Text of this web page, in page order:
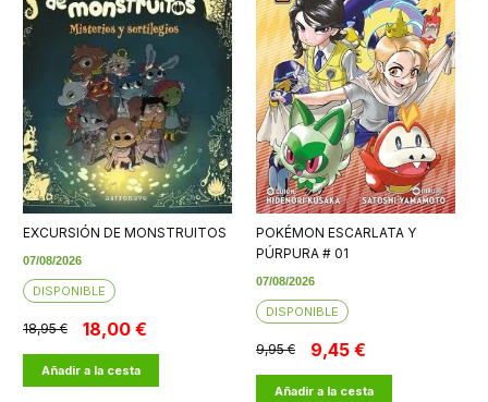
EXCURSIÓN DE MONSTRUITOS
07/08/2026
DISPONIBLE
18,95 € 18,00 €
Añadir a la cesta
POKÉMON ESCARLATA Y
PÚRPURA # 01
07/08/2026
DISPONIBLE
9,95 € 9,45 €
Añadir a la cesta